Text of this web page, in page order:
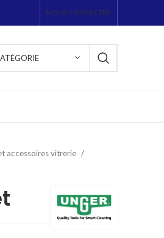
NOUS CONTACTER
accessoires vitrerie